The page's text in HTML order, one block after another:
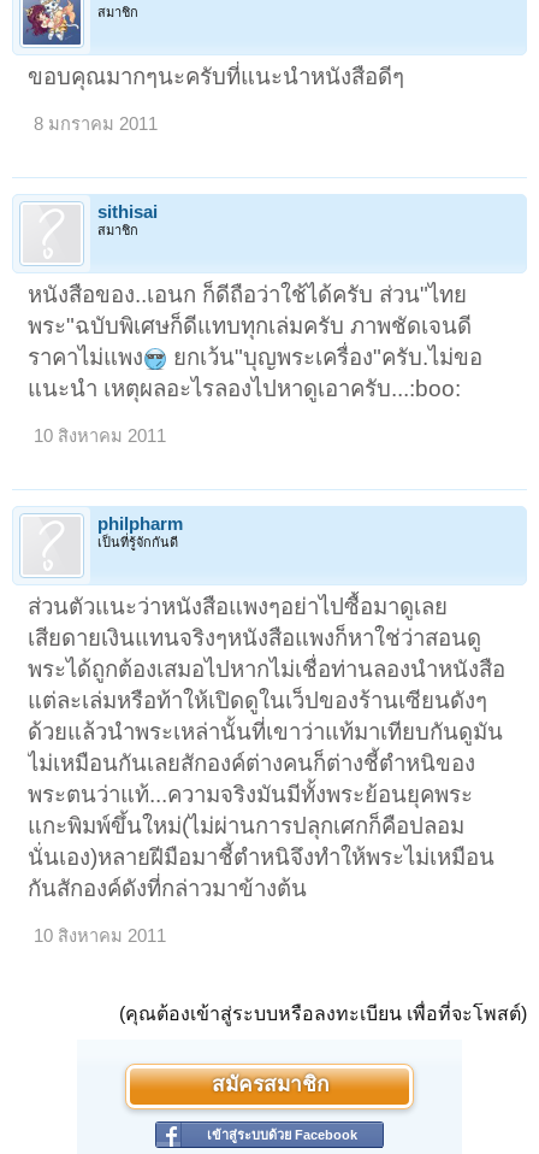
สมาชิก
ขอบคุณมากๆนะครับที่แนะนำหนังสือดีๆ
8 มกราคม 2011
sithisai
สมาชิก
หนังสือของ..เอนก ก็ดีถือว่าใช้ได้ครับ ส่วน"ไทย
พระ"ฉบับพิเศษก็ดีแทบทุกเล่มครับ ภาพชัดเจนดี
ราคาไม่แพง
ยกเว้น"บุญพระเครื่อง"ครับ.ไม่ขอ
แนะนำ เหตุผลอะไรลองไปหาดูเอาครับ...:boo:
10 สิงหาคม 2011
philpharm
เป็นที่รู้จักกันดี
ส่วนตัวแนะว่าหนังสือแพงๆอย่าไปซื้อมาดูเลย
เสียดายเงินแทนจริงๆหนังสือแพงก็หาใช่ว่าสอนดู
พระได้ถูกต้องเสมอไปหากไม่เชื่อท่านลองนำหนังสือ
แต่ละเล่มหรือท้าให้เปิดดูในเว็ปของร้านเซียนดังๆ
ด้วยแล้วนำพระเหล่านั้นที่เขาว่าแท้มาเทียบกันดูมัน
ไม่เหมือนกันเลยสักองค์ต่างคนก็ต่างชี้ตำหนิของ
พระตนว่าแท้...ความจริงมันมีทั้งพระย้อนยุคพระ
แกะพิมพ์ขึ้นใหม่(ไม่ผ่านการปลุกเศกก็คือปลอม
นั่นเอง)หลายฝีมือมาชี้ตำหนิจึงทำให้พระไม่เหมือน
กันสักองค์ดังที่กล่าวมาข้างต้น
10 สิงหาคม 2011
(คุณต้องเข้าสู่ระบบหรือลงทะเบียน เพื่อที่จะโพสต์)
สมัครสมาชิก
เข้าสู่ระบบด้วย Facebook